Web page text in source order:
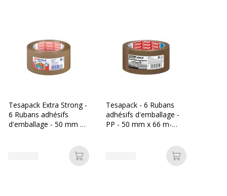
Catégorie de couleur
Couleur(s) de l'article Brun
Caractéristiques environnementales
Caractéristiques environnementales
Tesapack Extra Strong -
6 Rubans adhésifs
d'emballage - 50 mm x
Ajouter au panier
Tesapack - 6 Rubans
adhésifs d'emballage -
PP - 50 mm x 66 m-
Ajouter au